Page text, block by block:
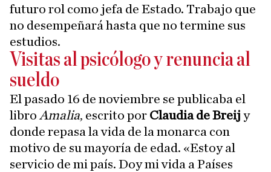
futuro rol como jefa de Estado. Trabajo que
no desempeñará hasta que no termine sus
estudios.
Visitas al psicólogo y renuncia al
sueldo
El pasado 16 de noviembre se publicaba el
libro Amalia, escrito por Claudia de Breij y
donde repasa la vida de la monarca con
motivo de su mayoría de edad. «Estoy al
servicio de mi país. Doy mi vida a Países